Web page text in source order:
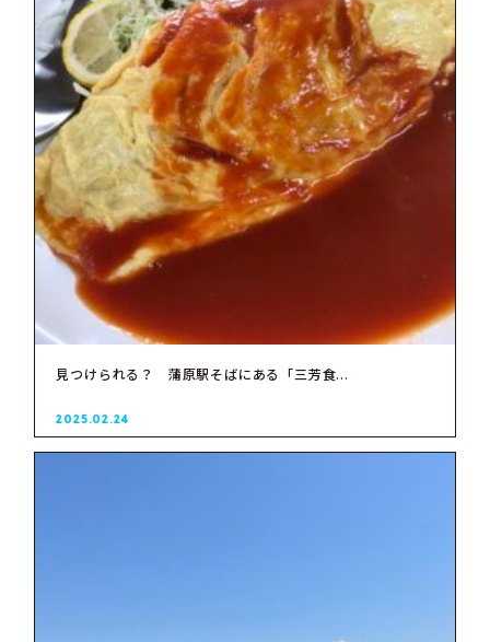
見つけられる？ 蒲原駅そばにある「三芳食...
2025.02.24